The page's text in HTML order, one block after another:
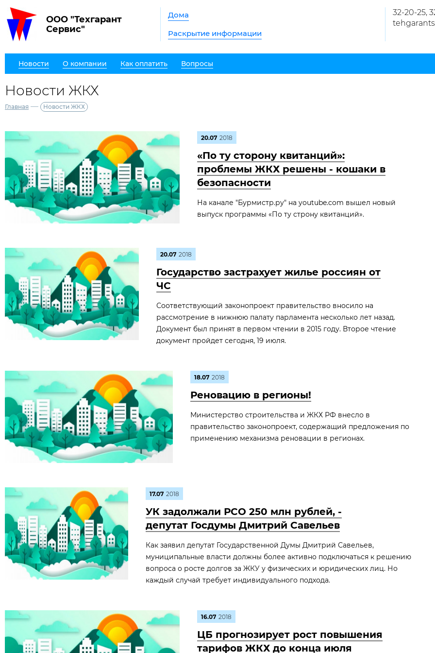
ООО "Техгарант
Сервис"
Дома
Раскрытие информации
32-20-25,
Новости О компании Как оплатить Вопросы
Новости ЖКХ
Главная — Новости ЖКХ
20.07 2018
«По ту сторону квитанций»:
проблемы ЖКХ решены - кошаки в
безопасности
На канале "Бурмистр.ру" на youtube.com вышел новый
выпуск программы «По ту строну квитанций».
20.07 2018
Государство застрахует жилье россиян от
ЧС
Соответствующий законопроект правительство вносило на
рассмотрение в нижнюю палату парламента несколько лет назад.
Документ был принят в первом чтении в 2015 году. Второе чтение
документ пройдет сегодня, 19 июля.
18.07 2018
Реновацию в регионы!
Министерство строительства и ЖКХ РФ внесло в
правительство законопроект, содержащий предложения по
применению механизма реновации в регионах.
17.07 2018
УК задолжали РСО 250 млн рублей, -
депутат Госдумы Дмитрий Савельев
Как заявил депутат Государственной Думы Дмитрий Савельев,
муниципальные власти должны более активно подключаться к решению
вопроса о росте долгов за ЖКУ у физических и юридических лиц. Но
каждый случай требует индивидуального подхода.
16.07 2018
ЦБ прогнозирует рост повышения
тарифов ЖКХ до конца июля